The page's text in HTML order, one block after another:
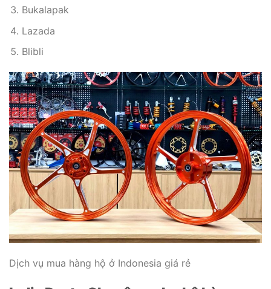
Bukalapak
Lazada
Blibli
Dịch vụ mua hàng hộ ở Indonesia giá rẻ